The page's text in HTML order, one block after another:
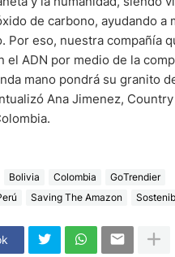
de carbono, ayudando a
Por eso, nuestra compañía
el ADN por medio de la
mano pondrá su granito
Ana Jimenez,
Bolivia Colombia
GoTrendier
Saving The Amazon